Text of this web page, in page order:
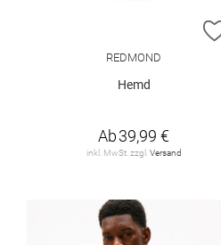
REDMOND
Hemd
Ab39,99 €
inkl. MwSt. zzgl. Versand